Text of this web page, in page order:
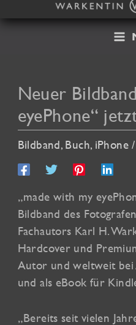
Inhalt
Neuer
eyePhone“
Bildband, Buch, iPhone/
„made with my
Bildband des
Fachautors Karl H.
Hardcover und
Autor und weltweit bei
und als eBook für
„Bereits seit vielen